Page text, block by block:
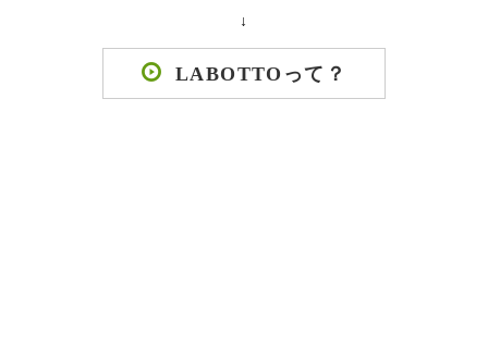
↓
LABOTTOって？